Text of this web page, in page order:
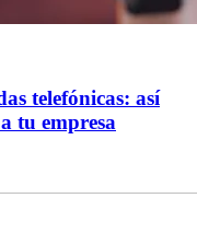
telefónicas: así
tu empresa